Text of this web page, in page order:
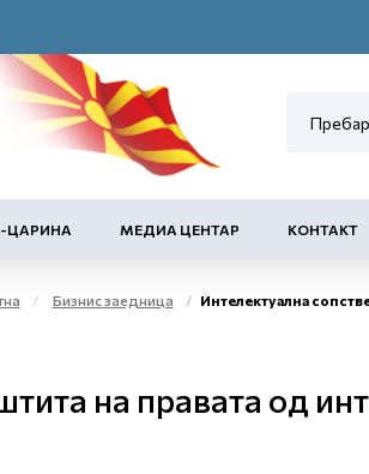
ЦАРИНА МЕДИА ЦЕНТАР КОНТАКТ
Бизнис заедница Интелектуална
на правата од